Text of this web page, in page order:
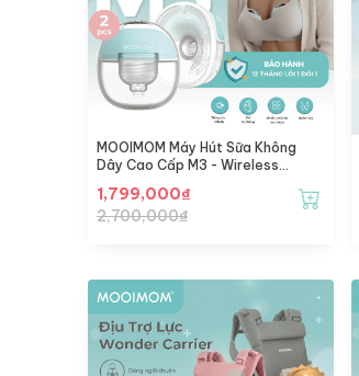
MOOIMOM Máy Hút Sữa Không
Dây Cao Cấp M3 - Wireless
[Freeship Hỏa Tốc Khu Vực HCM
Cũ]
1,799,000₫
2,700,000₫